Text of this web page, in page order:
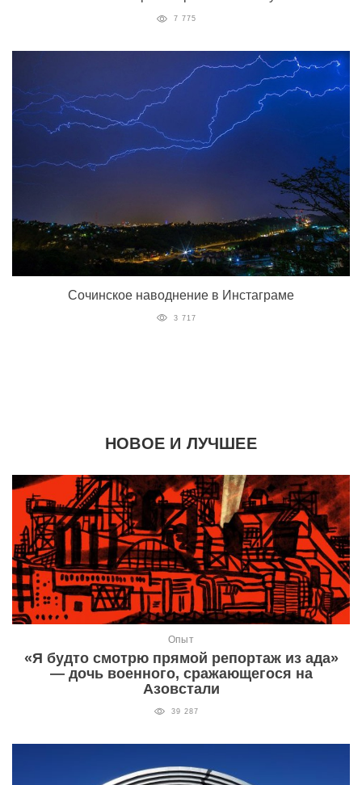
7 775
Сочинское наводнение в Инстаграме
3 717
НОВОЕ И ЛУЧШЕЕ
Опыт
«Я будто смотрю прямой репортаж из ада»
— дочь военного, сражающегося на
Азовстали
39 287